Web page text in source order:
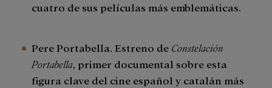
cuatro de sus películas más emblemáticas.
Pere Portabella. Estreno de Constelación
Portabella, primer documental sobre esta
figura clave del cine español y catalán más